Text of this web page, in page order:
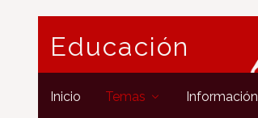
Educación
Inicio Temas Información